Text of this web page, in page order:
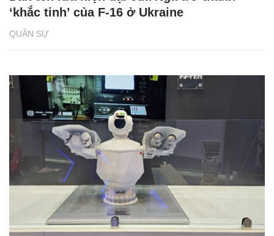
QUÂN SỰ
‘khắc tinh’ của F-16 ở Ukraine